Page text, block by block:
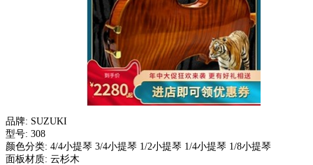
品牌: SUZUKI
型号: 308
颜色分类: 4/4小提琴 3/4小提琴 1/2小提琴 1/4小提琴 1/8小提琴
面板材质: 云杉木